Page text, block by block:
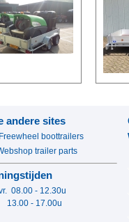
andere sites
Freewheel boottrailers
trailer parts
08.00 - 12.30u
- 17.00u